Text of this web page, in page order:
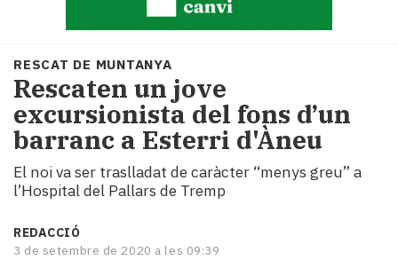
Societat
Política
i
municipis
Economia
turisme
Cultura
Esports
Mai
RESCAT DE MUNTANYA
​Rescaten un jove
excursionista del fons d’un
barranc a Esterri d'Àneu
El noi va ser traslladat de caràcter “menys greu” a
l’Hospital del Pallars de Tremp
REDACCIÓ
3 de setembre de 2020 a les 09:39